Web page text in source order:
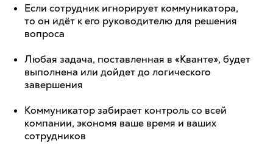
Если сотрудник игнорирует коммуникатора,
то он идёт к его руководителю для решения
вопроса
Любая задача, поставленная в «Кванте», будет
выполнена или дойдет до логического
завершения
Коммуникатор забирает контроль со всей
компании, экономя ваше время и ваших
сотрудников